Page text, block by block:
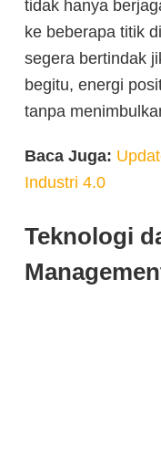
tidak hanya
ke beberapa titik
segera bertindak
begitu, energi
tanpa
Baca Juga:
Industri 4.0
Teknologi